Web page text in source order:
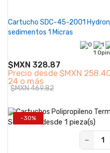
Cartucho SDC-45-2001
sedimentos 1 Micras
1
$MXN 328.87
Precio desde $MXN
24 o más
$MXN 469.82
-30%
Se vende desde 1 pieza(s)
−